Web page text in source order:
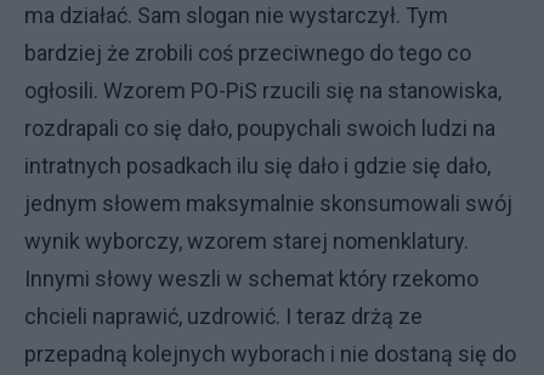
ma działać. Sam slogan nie wystarczył. Tym
bardziej że zrobili coś przeciwnego do tego co
ogłosili. Wzorem PO-PiS rzucili się na stanowiska,
rozdrapali co się dało, poupychali swoich ludzi na
intratnych posadkach ilu się dało i gdzie się dało,
jednym słowem maksymalnie skonsumowali swój
wynik wyborczy, wzorem starej nomenklatury.
Innymi słowy weszli w schemat który rzekomo
chcieli naprawić, uzdrowić. I teraz drżą ze
przepadną kolejnych wyborach i nie dostaną się do